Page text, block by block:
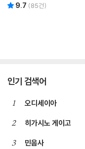
9.7 (85건)
인기 검색어
1 오디세이아
2 히가시노 게이고
3 민음사